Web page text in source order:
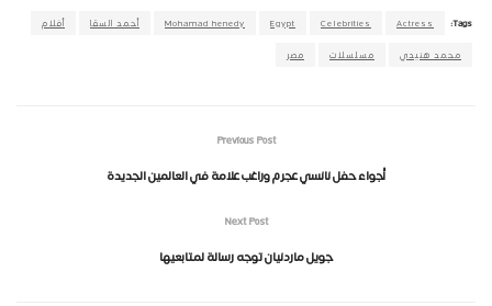
Tags:
Actress
Celebrities
Egypt
Mohamad henedy أحمد السقا أفلام
محمد هنيدي مسلسلات مصر
Previous Post
أجواء حفل نانسي عجرم وراغب علامة في العالمين الجديدة
Next Post
جويل ماردنيان توجه رسالة لمتابعيها